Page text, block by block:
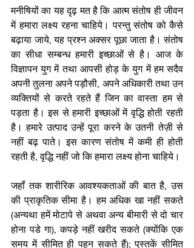
मनीषियों का यह दृढ़ मत है कि आत्म संतोष ही जीवन
में हमारा लक्ष्य रहना चाहिये। परन्तु संतोष को कैसे
बढ़ाया जाये, यह प्रश्न अक्सर पूछा जाता है। संतोष
का सीधा सम्बन्ध हमारी इच्छाओं से है। आज के
विज्ञापन युग में तथा आपसी होड़ के युग में हम सदैव
अपनी तुलना अपने पड़ौसी, अपने अधिकारी तथा उन
व्यक्तियों से करते रहते हैं जिन का वास्ता हम से
पड़ता है। इस से हमारी इच्छाओं में वृद्धि होती रहती
है। हमारे उत्पाद उन्हें पूरा करने के उतनी तेज़ी से
नहीं बढ़ पाते। इस कारण संतोष में कमी ही होती
रहती है, वृद्धि नहीं जो कि हमारा लक्ष्य होना चाहिये।
जहॉं तक शारीरिक आवश्यकताओं की बात है, उस
की प्राकृतिक सीमा है। हम अधिक खा नहीं सकते
(अन्यथा हमें मोटापे से ​अथवा अन्य बीमारी से दो चार
होना पडे गा), कपड़े नहीं खरीद सकते (क्योंकि एक
समय में सीमित ही पहन सकते हैं); पुस्तकें सीमित